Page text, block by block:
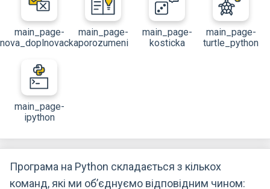
main_page-
nova_doplnovacka
main_page-
porozumeni
main_page-
kosticka
main_page-
turtle_python
main_page-
ipython
Програма на Python складається з кількох
команд, які ми об’єднуємо відповідним чином: